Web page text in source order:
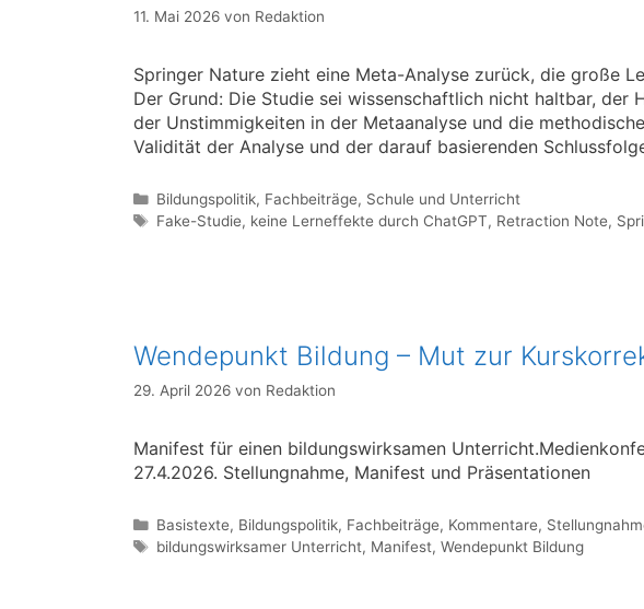
11. Mai 2026 von Redaktion
Springer Nature zieht eine Meta-Analyse zurück, die große
Der Grund: Die Studie sei wissenschaftlich nicht haltbar, der
der Unstimmigkeiten in der Metaanalyse und die
Validität der Analyse und der darauf basierenden
Kategorien
Bildungspolitik, Fachbeiträge, Schule und Unterricht
Schlagwörter
Fake-Studie, keine Lerneffekte durch ChatGPT, Retraction Note,
Wendepunkt Bildung – Mut zur
29. April 2026 von Redaktion
Manifest für einen bildungswirksamen
27.4.2026. Stellungnahme, Manifest und Präsentationen
Kategorien
Basistexte, Bildungspolitik, Fachbeiträge, Kommentare,
Schlagwörter
bildungswirksamer Unterricht, Manifest,Wendepunkt Bildung